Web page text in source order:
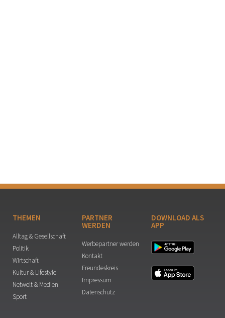
THEMEN
Alltag & Gesellschaft
Politik
Wirtschaft
Kultur & Lifestyle
Netwelt & Medien
Sport
PARTNER
WERDEN
Werbepartner werden
Kontakt
Freundeskreis
Impressum
Datenschutz
DOWNLOAD ALS
APP